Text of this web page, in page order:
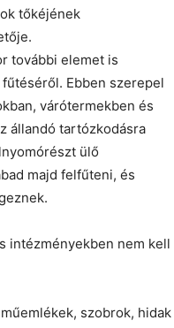
tőkéjének
további elemet is
Ebben szerepel
várótermekben és
állandó tartózkodásra
ülő
majd felfűteni, és
intézményekben nem kell
szobrok, hidak